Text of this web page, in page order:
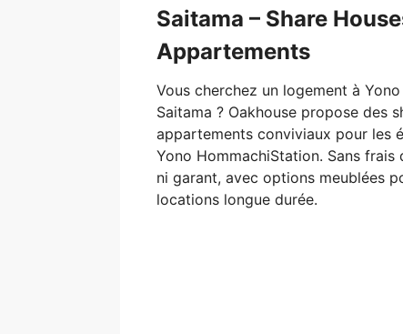
Saitama – Share
Appartements
Vous cherchez un logement à
Saitama ? Oakhouse propose des
appartements conviviaux pour les
Yono HommachiStation. Sans frais
ni garant, avec options meublées
locations longue durée.